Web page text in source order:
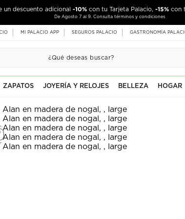
un descuento adicional -10% con tu Tarjeta Palacio, -15% con
De Agosto 7 al 9. Consulta términos y condiciones
MI PALACIO APP SEGUROS PALACIO GASTRONOMÍA
ZAPATOS JOYERÍA Y RELOJES BELLEZA HOGAR